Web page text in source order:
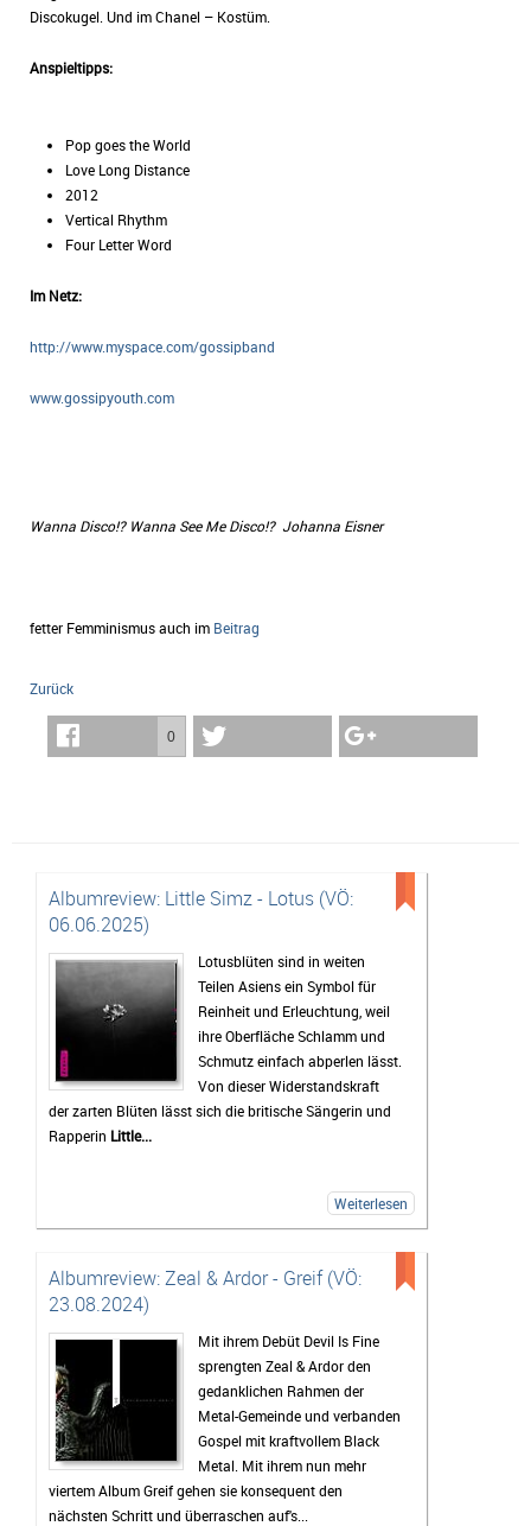
Discokugel. Und im Chanel – Kostüm.
Anspieltipps:
Pop goes the World
Love Long Distance
2012
Vertical Rhythm
Four Letter Word
Im Netz:
http://www.myspace.com/gossipband
www.gossipyouth.com
Wanna Disco!? Wanna See Me Disco!? Johanna Eisner
fetter Femminismus auch im Beitrag
Zurück
0
Albumreview: Little Simz - Lotus (VÖ:
06.06.2025)
Lotusblüten sind in weiten
Teilen Asiens ein Symbol für
Reinheit und Erleuchtung, weil
ihre Oberfläche Schlamm und
Schmutz einfach abperlen lässt.
Von dieser Widerstandskraft
der zarten Blüten lässt sich die britische Sängerin und
Rapperin Little...
Weiterlesen
Albumreview: Zeal & Ardor - Greif (VÖ:
23.08.2024)
Mit ihrem Debüt Devil Is Fine
sprengten Zeal & Ardor den
gedanklichen Rahmen der
Metal-Gemeinde und verbanden
Gospel mit kraftvollem Black
Metal. Mit ihrem nun mehr
viertem Album Greif gehen sie konsequent den
nächsten Schritt und überraschen auf's...